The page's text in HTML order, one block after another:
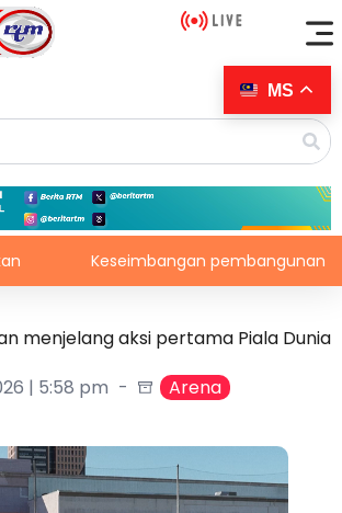
Keseimbangan pembangunan perlu
menjelang aksi pertama Piala Dunia
| 5:58 pm
Arena
MS